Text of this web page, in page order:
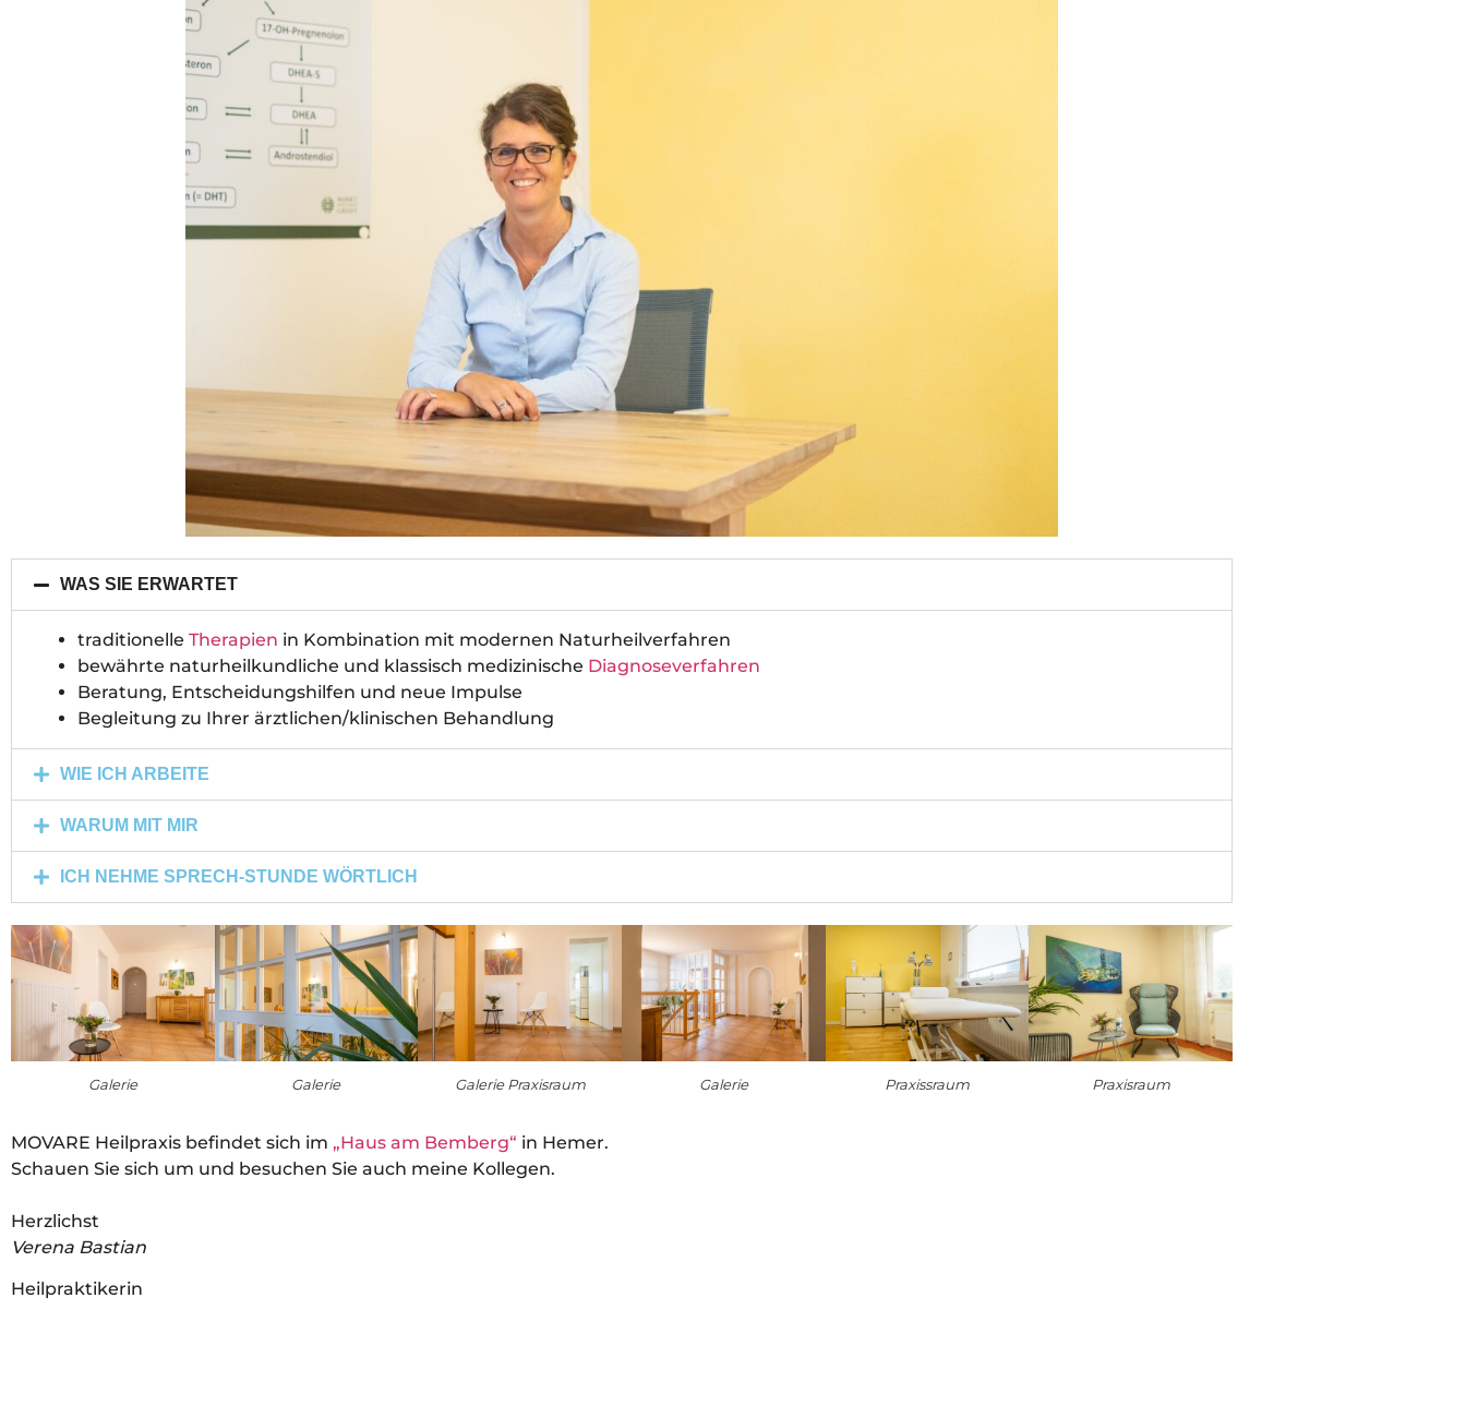
WAS SIE ERWARTET
traditionelle Therapien in Kombination mit modernen Naturheilverfahren
bewährte naturheilkundliche und klassisch medizinische Diagnoseverfahren
Beratung, Entscheidungshilfen und neue Impulse
Begleitung zu Ihrer ärztlichen/klinischen Behandlung
WIE ICH ARBEITE
WARUM MIT MIR
ICH NEHME SPRECH-STUNDE WÖRTLICH
Galerie Galerie Galerie Praxisraum Galerie Praxissraum Praxisraum
MOVARE Heilpraxis befindet sich im „Haus am Bemberg“ in Hemer.
Schauen Sie sich um und besuchen Sie auch meine Kollegen.
Herzlichst
Verena Bastian
Heilpraktikerin